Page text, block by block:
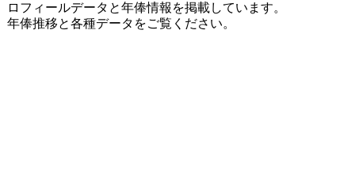
ロフィールデータと年俸情報を掲載しています。
年俸推移と各種データをご覧ください。